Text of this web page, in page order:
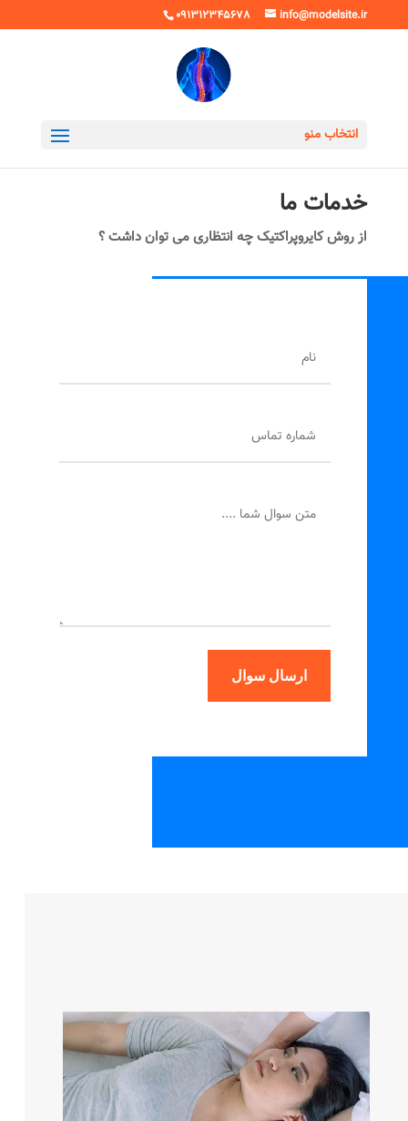
091312345678 info@modelsite.ir
انتخاب منو
خدمات ما
از روش کایروپراکتیک چه انتظاری می توان داشت ؟
ارسال سوال